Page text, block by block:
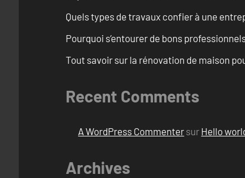
Quels types de travaux confier à une
Pourquoi s’entourer de bons
Tout savoir sur la rénovation de maison
Recent Comments
A WordPress Commenter sur Hello
Archives